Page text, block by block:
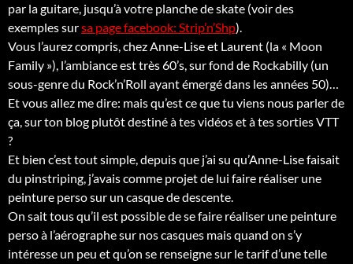
par la guitare, jusqu’à votre planche de skate (voir des
exemples sursa page facebook: Strip’n’Shp).
Vous l’aurez compris, chez Anne-Lise et Laurent (la « Moon
Family »), l’ambiance est très 60’s, sur fond de Rockabilly (un
sous-genre du Rock’n’Roll ayant émergé dans les années 50)…
Et vous allez me dire: mais qu’est ce que tu viens nous parler de
ça, sur ton blog plutôt destiné à tes vidéos et à tes sorties VTT
?
Et bien c’est tout simple, depuis que j’ai su qu’Anne-Lise faisait
du pinstriping, j’avais comme projet de lui faire réaliser une
peinture perso sur un casque de descente.
On sait tous qu’il est possible de se faire réaliser une peinture
perso à l’aérographe sur nos casques mais quand on s’y
intéresse un peu et qu’on se renseigne sur le tarif d’une telle